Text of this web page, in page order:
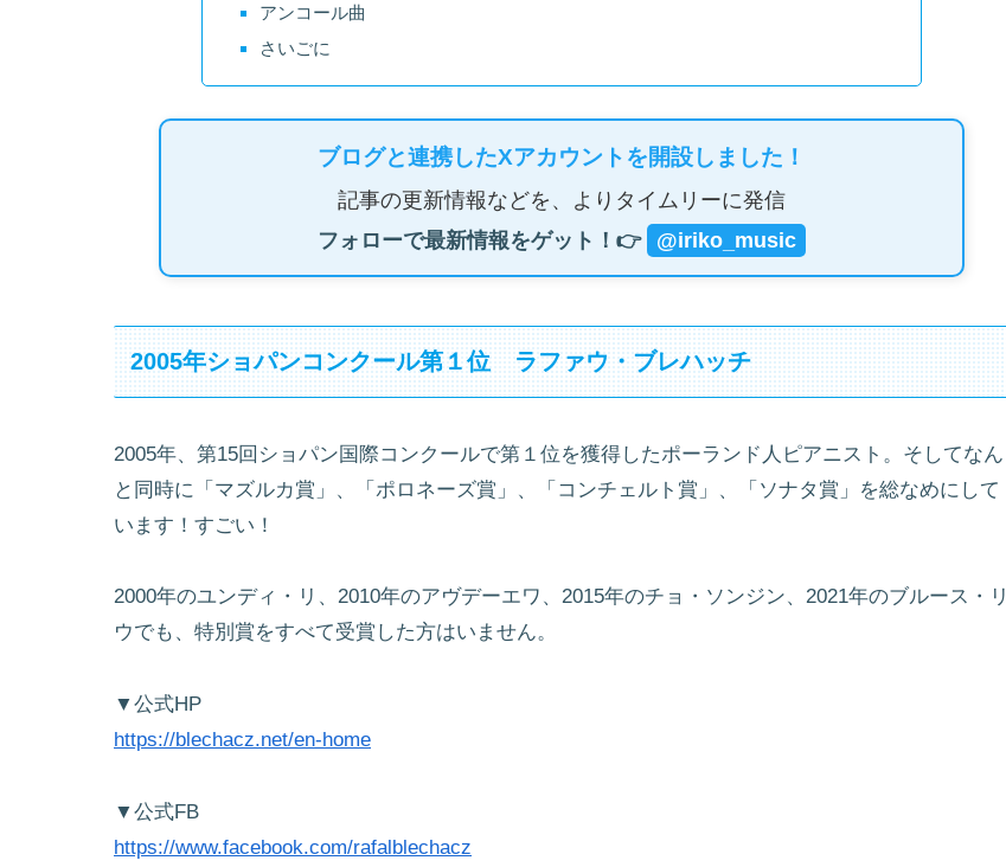
アンコール曲
さいごに
ブログと連携したXアカウントを開設しました！
記事の更新情報などを、よりタイムリーに発信
フォローで最新情報をゲット！👉
@iriko_music
2005年ショパンコンクール第１位 ラファウ・ブレハッチ
2005年、第15回ショパン国際コンクールで第１位を獲得したポーランド人ピアニスト。そしてなん
と同時に「マズルカ賞」、「ポロネーズ賞」、「コンチェルト賞」、「ソナタ賞」を総なめにして
います！すごい！
2000年のユンディ・リ、2010年のアヴデーエワ、2015年のチョ・ソンジン、2021年のブルース・リ
ウでも、特別賞をすべて受賞した方はいません。
▼公式HP
https://blechacz.net/en-home
▼公式FB
https://www.facebook.com/rafalblechacz